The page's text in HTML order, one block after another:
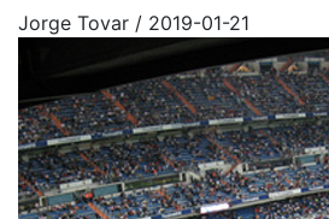
Jorge Tovar / 2019-01-21